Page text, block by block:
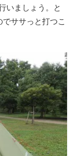
いましょう。と
ササっと打つこ